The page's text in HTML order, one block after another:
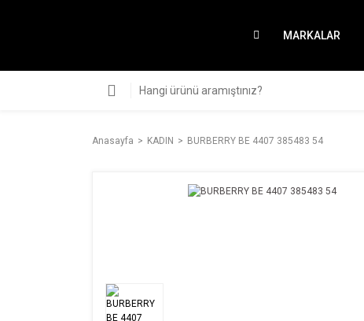
MARKALAR
Anasayfa KADIN BURBERRY BE 4407 385483 54